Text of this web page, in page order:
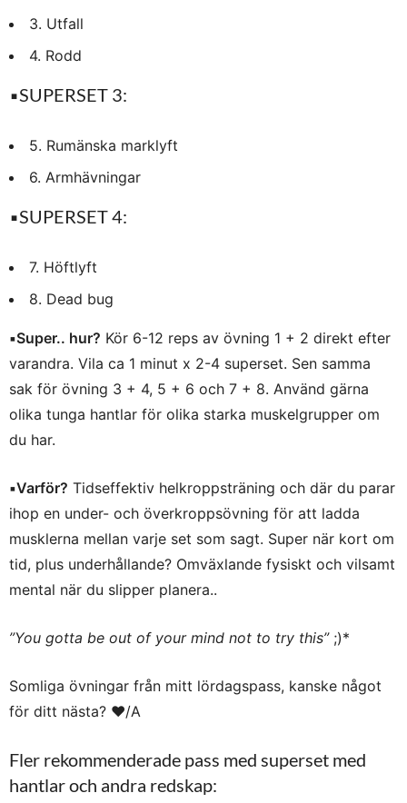
3. Utfall
4. Rodd
▪️SUPERSET 3:
5. Rumänska marklyft
6. Armhävningar
▪️SUPERSET 4:
7. Höftlyft
8. Dead bug
▪️Super.. hur? Kör 6-12 reps av övning 1 + 2 direkt efter
varandra. Vila ca 1 minut x 2-4 superset. Sen samma
sak för övning 3 + 4, 5 + 6 och 7 + 8. Använd gärna
olika tunga hantlar för olika starka muskelgrupper om
du har.
▪️Varför? Tidseffektiv helkroppsträning och där du parar
ihop en under- och överkroppsövning för att ladda
musklerna mellan varje set som sagt. Super när kort om
tid, plus underhållande? Omväxlande fysiskt och vilsamt
mental när du slipper planera..
”You gotta be out of your mind not to try this”;)*
Somliga övningar från mitt lördagspass, kanske något
för ditt nästa? ❤︎/A
Fler rekommenderade pass med superset med
hantlar och andra redskap: